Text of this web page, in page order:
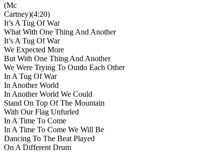
(Mc
Cartney)(4:20)
It’s A Tug Of War
What With One Thing And Another
It’s A Tug Of War
We Expected More
But With One Thing And Another
We Were Trying To Outdo Each Other
In A Tug Of War
In Another World
In Another World We Could
Stand On Top Of The Mountain
With Our Flag Unfurled
In A Time To Come
In A Time To Come We Will Be
Dancing To The Beat Played
On A Different Drum